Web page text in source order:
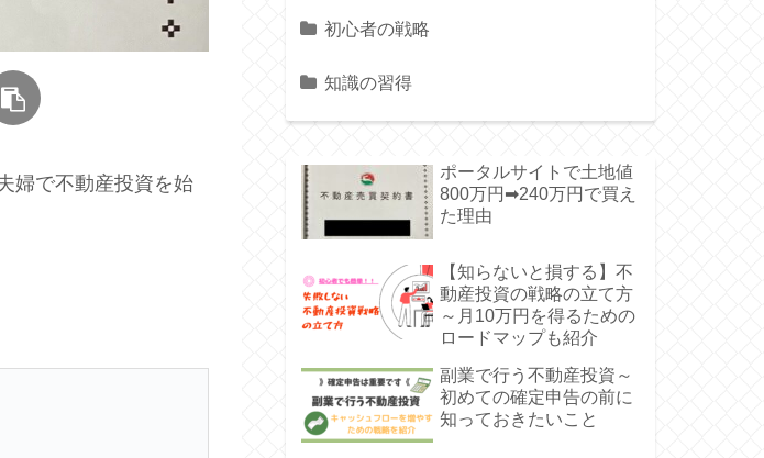
婦で不動産投資を始
初心者の戦略
知識の習得
ポータルサイトで土地値
800万円➡240万円で買え
た理由
【知らないと損する】不
動産投資の戦略の立て方
～月10万円を得るための
ロードマップも紹介
副業で行う不動産投資～
初めての確定申告の前に
知っておきたいこと